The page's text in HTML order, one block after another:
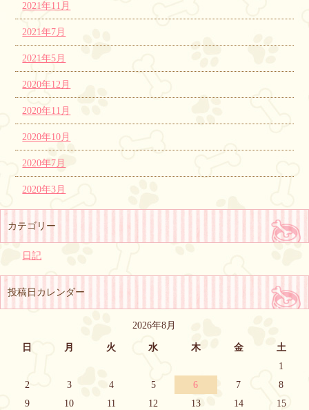
2021年11月
2021年7月
2021年5月
2020年12月
2020年11月
2020年10月
2020年7月
2020年3月
カテゴリー
日記
投稿日カレンダー
2026年8月
日 月 火 水 木 金
土
1
2
3 4 5 6 7
8
9
10 11 12 13 14 15